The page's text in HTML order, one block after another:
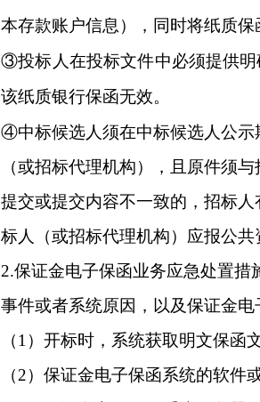
本存款账户信息），同时将纸质
③投标人在投标文件中必须提供
该纸质银行保函无效。
④中标候选人须在中标候选人公示
（或招标代理机构），且原件须
提交或提交内容不一致的，招标
标人（或招标代理机构）应报公
2.保证金电子保函业务应急处置
事件或者系统原因，以及保证金
（1）开标时，系统获取明文保函
（2）保证金电子保函系统的软件